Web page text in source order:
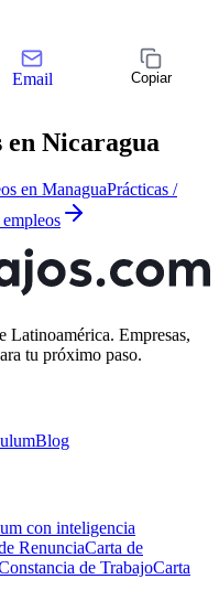
Email Copiar
en Nicaragua
en ManaguaPrácticas /
Latinoamérica. Empresas,
tu próximo paso.
Blog
con inteligencia
RenunciaCarta de
de TrabajoCarta